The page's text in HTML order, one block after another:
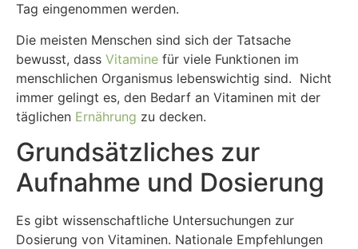
Tag eingenommen werden.
Die meisten Menschen sind sich der Tatsache
bewusst, dass Vitamine für viele Funktionen im
menschlichen Organismus lebenswichtig sind. Nicht
immer gelingt es, den Bedarf an Vitaminen mit der
täglichen Ernährung zu decken.
Grundsätzliches zur
Aufnahme und Dosierung
Es gibt wissenschaftliche Untersuchungen zur
Dosierung von Vitaminen. Nationale Empfehlungen